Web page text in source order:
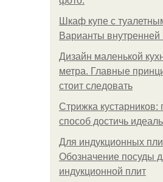
Шкаф купе с
Варианты внутренней
Дизайн маленькой
метра. Главные
стоит следовать
Стрижка кустарников:
способ достичь
Для индукционных
Обозначение посуды
индукционной плит